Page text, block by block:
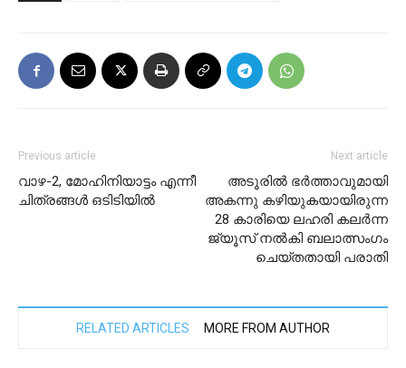
Previous article
വാഴ-2, മോഹിനിയാട്ടം എന്നീ
ചിത്രങ്ങള്‍ ഒടിടിയില്‍
Next article
അടൂരില്‍ ഭര്‍ത്താവുമായി
അകന്നു കഴിയുകയായിരുന്ന
28 കാരിയെ ലഹരി കലര്‍ന്ന
ജ്യൂസ് നല്‍കി ബലാത്സംഗം
ചെയ്തതായി പരാതി
RELATED ARTICLES MORE FROM AUTHOR